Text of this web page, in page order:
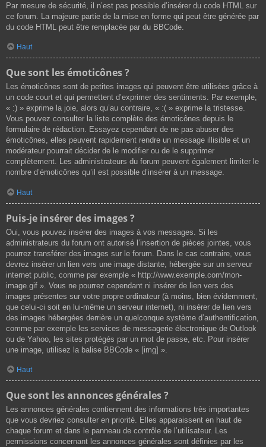
Par mesure de sécurité, il n’est pas possible d’insérer du code HTML sur
ce forum. La majeure partie de la mise en forme qui peut être générée par
du code HTML peut être remplacée par du BBCode.
Haut
Que sont les émoticônes ?
Les émoticônes sont de petites images qui peuvent être utilisées grâce à
un code court et qui permettent d’exprimer des sentiments. Par exemple,
« :) » exprime la joie, alors qu’au contraire, « :( » exprime la tristesse.
Vous pouvez consulter la liste complète des émoticônes depuis le
formulaire de rédaction. Essayez cependant de ne pas abuser des
émoticônes, elles peuvent rapidement rendre un message illisible et un
modérateur pourrait décider de le modifier ou de le supprimer
complètement. Les administrateurs du forum peuvent également limiter le
nombre d’émoticônes qu’il est possible d’insérer à un message.
Haut
Puis-je insérer des images ?
Oui, vous pouvez insérer des images à vos messages. Si les
administrateurs du forum ont autorisé l’insertion de pièces jointes, vous
pourrez transférer des images sur le forum. Dans le cas contraire, vous
devrez insérer un lien vers une image distante, hébergée sur un serveur
internet public, comme par exemple « http://www.exemple.com/mon-
image.gif ». Vous ne pourrez cependant ni insérer de lien vers des
images présentes sur votre propre ordinateur (à moins, bien évidemment,
que celui-ci soit en lui-même un serveur internet), ni insérer de lien vers
des images hébergées derrière un quelconque système d’authentification,
comme par exemple les services de messagerie électronique de Outlook
ou de Yahoo, les sites protégés par un mot de passe, etc. Pour insérer
une image, utilisez la balise BBCode « [img] ».
Haut
Que sont les annonces générales ?
Les annonces générales contiennent des informations très importantes
que vous devriez consulter en priorité. Elles apparaissent en haut de
chaque forum et dans le panneau de contrôle de l’utilisateur. Les
permissions concernant les annonces générales sont définies par les